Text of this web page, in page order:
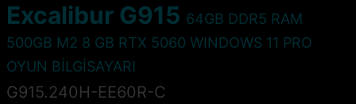
Excalibur G915 64GB DDR5 RAM
500GB M2 8 GB RTX 5060 WINDOWS 11 PRO
OYUN BİLGİSAYARI
G915.240H-EE60R-C